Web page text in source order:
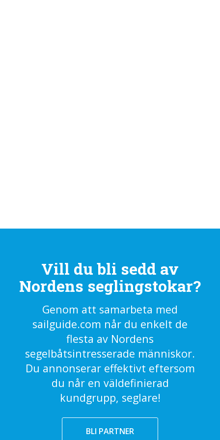
Vill du bli sedd av
Nordens seglingstokar?
Genom att samarbeta med
sailguide.com når du enkelt de
flesta av Nordens
segelbåtsintresserade människor.
Du annonserar effektivt eftersom
du når en väldefinierad
kundgrupp, seglare!
BLI PARTNER